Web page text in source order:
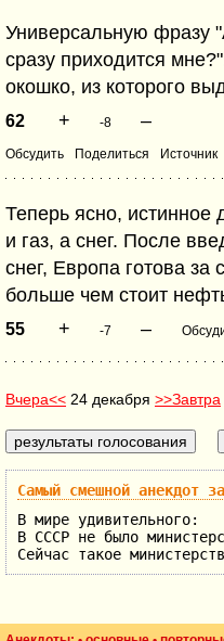
Универсальную фразу
сразу приходится
окошко, из которого
62 + -8 –
Обсудить Поделиться Источник
Теперь ясно, истинное
и газ, а снег. После
снег, Европа готова за
больше чем стоит
55 + -7 –
Вчера<< 24 декабря >>Завтра
Самый смешной анекдот
В мире удивительного:
В СССР не было
Сейчас такое